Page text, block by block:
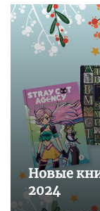
Новые
2024